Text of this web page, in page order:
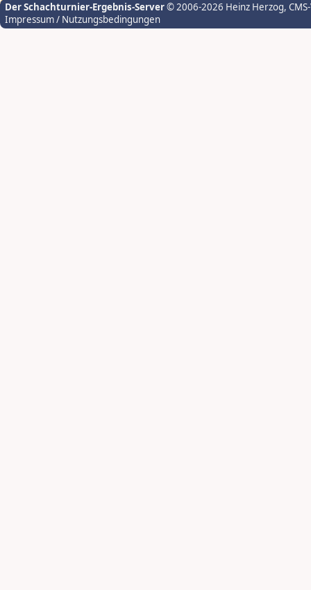
Der Schachturnier-Ergebnis-Server© 2006-2026 Heinz Herzog,
Impressum / Nutzungsbedingungen